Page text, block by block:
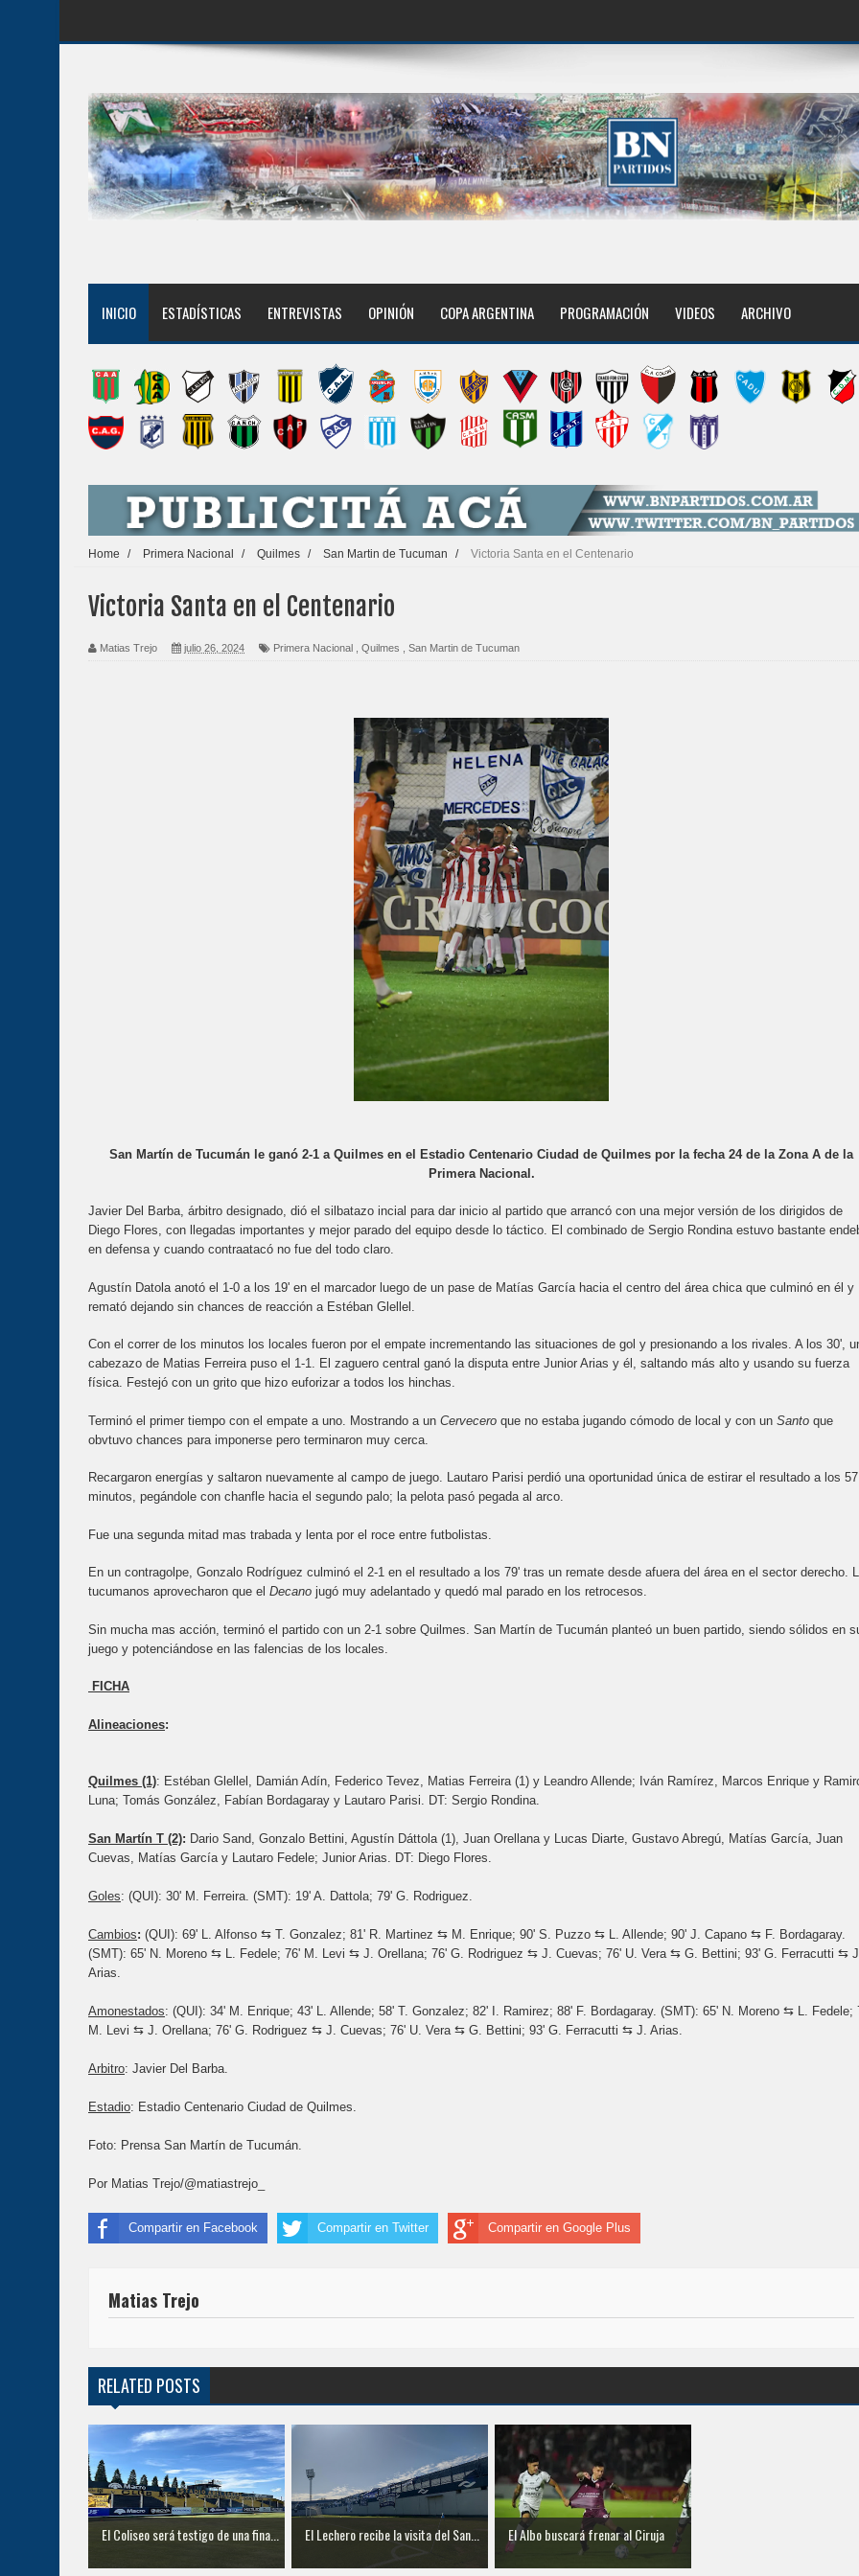
INICIO ESTADÍSTICAS ENTREVISTAS OPINIÓN COPA ARGENTINA PROGRAMACIÓN VIDEOS ARCHIVO
Home / Primera Nacional / Quilmes / San Martin de Tucuman / Victoria Santa en el Centenario
Victoria Santa en el Centenario
Matias Trejo julio 26, 2024 Primera Nacional Quilmes San Martin de Tucuman
San Martín de Tucumán le ganó 2-1 a Quilmes en el Estadio Centenario Ciudad de Quilmes por la fecha 24 de la Zona A de la
Primera Nacional.
Javier Del Barba, árbitro designado, dió el silbatazo incial para dar inicio al partido que arrancó con una mejor versión de los dirigidos de
Diego Flores, con llegadas importantes y mejor parado del equipo desde lo táctico. El combinado de Sergio Rondina estuvo bastante
en defensa y cuando contraatacó no fue del todo claro.
Agustín Datola anotó el 1-0 a los 19' en el marcador luego de un pase de Matías García hacia el centro del área chica que culminó en él y
remató dejando sin chances de reacción a Estéban Glellel.
Con el correr de los minutos los locales fueron por el empate incrementando las situaciones de gol y presionando a los rivales. A los 30',
cabezazo de Matias Ferreira puso el 1-1. El zaguero central ganó la disputa entre Junior Arias y él, saltando más alto y usando su fuerza
física. Festejó con un grito que hizo euforizar a todos los hinchas.
Terminó el primer tiempo con el empate a uno. Mostrando a un Cervecero que no estaba jugando cómodo de local y con un Santo que
obvtuvo chances para imponerse pero terminaron muy cerca.
Recargaron energías y saltaron nuevamente al campo de juego. Lautaro Parisi perdió una oportunidad única de estirar el resultado a los 57
minutos, pegándole con chanfle hacia el segundo palo; la pelota pasó pegada al arco.
Fue una segunda mitad mas trabada y lenta por el roce entre futbolistas.
En un contragolpe, Gonzalo Rodríguez culminó el 2-1 en el resultado a los 79' tras un remate desde afuera del área en el sector derecho.
tucumanos aprovecharon que el Decano jugó muy adelantado y quedó mal parado en los retrocesos.
Sin mucha mas acción, terminó el partido con un 2-1 sobre Quilmes. San Martín de Tucumán planteó un buen partido, siendo sólidos en
juego y potenciándose en las falencias de los locales.
FICHA
Alineaciones:
Quilmes (1): Estéban Glellel, Damián Adín, Federico Tevez, Matias Ferreira (1) y Leandro Allende; Iván Ramírez, Marcos Enrique y
Luna; Tomás González, Fabían Bordagaray y Lautaro Parisi. DT: Sergio Rondina.
San Martín T (2): Dario Sand, Gonzalo Bettini, Agustín Dáttola (1), Juan Orellana y Lucas Diarte, Gustavo Abregú, Matías García, Juan
Cuevas, Matías García y Lautaro Fedele; Junior Arias. DT: Diego Flores.
Goles: (QUI): 30' M. Ferreira. (SMT): 19' A. Dattola; 79' G. Rodriguez.
Cambios: (QUI): 69' L. Alfonso ⇆ T. Gonzalez; 81' R. Martinez ⇆ M. Enrique; 90' S. Puzzo ⇆ L. Allende; 90' J. Capano ⇆ F. Bordagaray.
(SMT): 65' N. Moreno ⇆ L. Fedele; 76' M. Levi ⇆ J. Orellana; 76' G. Rodriguez ⇆ J. Cuevas; 76' U. Vera ⇆ G. Bettini; 93' G. Ferracutti ⇆
Arias.
Amonestados: (QUI): 34' M. Enrique; 43' L. Allende; 58' T. Gonzalez; 82' I. Ramirez; 88' F. Bordagaray. (SMT): 65' N. Moreno ⇆ L. Fedele;
M. Levi ⇆ J. Orellana; 76' G. Rodriguez ⇆ J. Cuevas; 76' U. Vera ⇆ G. Bettini; 93' G. Ferracutti ⇆ J. Arias.
Arbitro: Javier Del Barba.
Estadio: Estadio Centenario Ciudad de Quilmes.
Foto: Prensa San Martín de Tucumán.
Por Matias Trejo/@matiastrejo_
Compartir en Facebook Compartir en Twitter Compartir en Google Plus
Matias Trejo
RELATED POSTS
El Coliseo será testigo de una fina... El Lechero recibe la visita del San... El Albo buscará frenar al Ciruja